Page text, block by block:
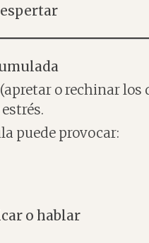
(apretar o rechinar los
puede provocar:
o hablar